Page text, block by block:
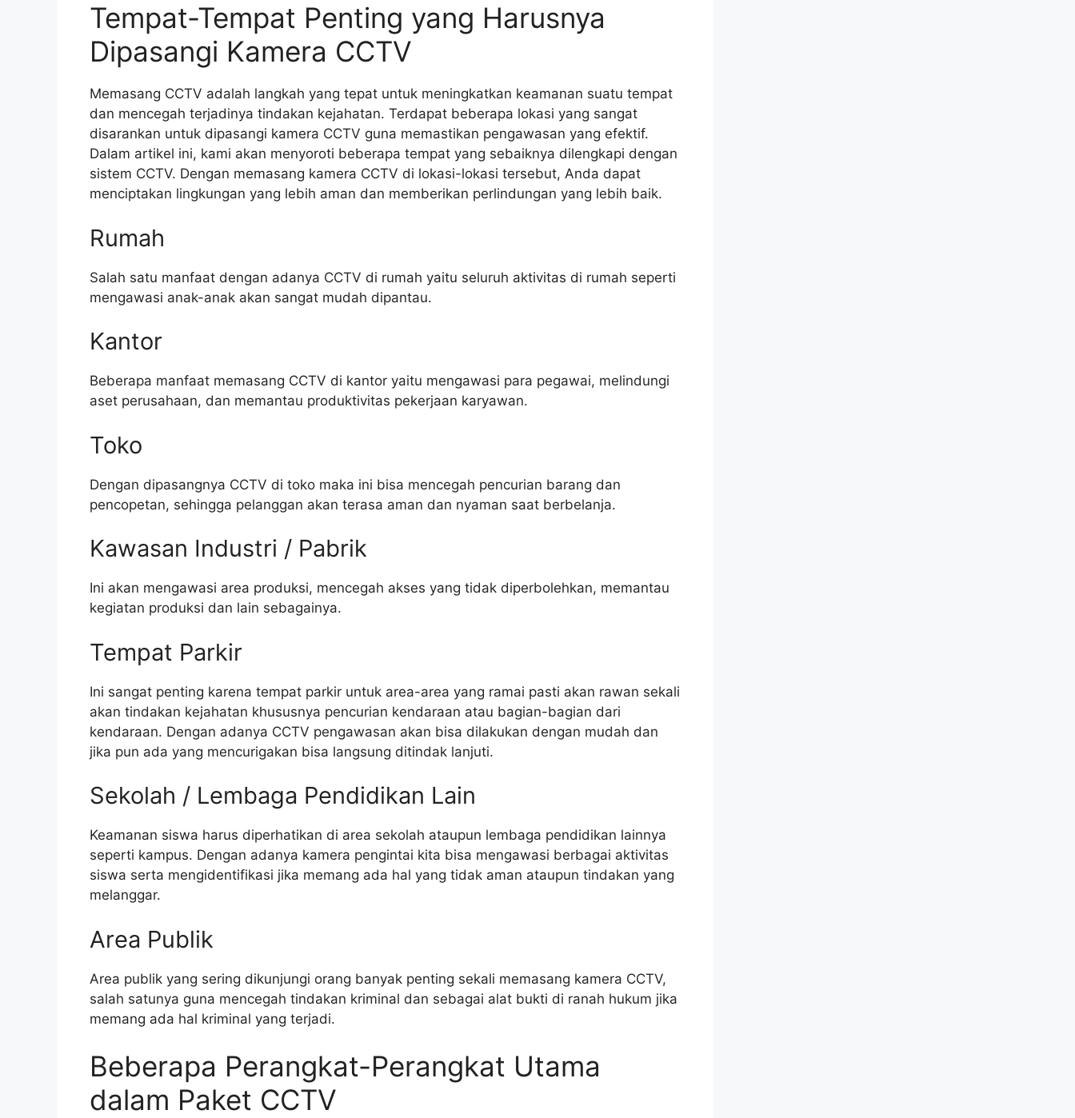
Tempat-Tempat Penting yang Harusnya
Dipasangi Kamera CCTV
Memasang CCTV adalah langkah yang tepat untuk meningkatkan keamanan suatu tempat
dan mencegah terjadinya tindakan kejahatan. Terdapat beberapa lokasi yang sangat
disarankan untuk dipasangi kamera CCTV guna memastikan pengawasan yang efektif.
Dalam artikel ini, kami akan menyoroti beberapa tempat yang sebaiknya dilengkapi dengan
sistem CCTV. Dengan memasang kamera CCTV di lokasi-lokasi tersebut, Anda dapat
menciptakan lingkungan yang lebih aman dan memberikan perlindungan yang lebih baik.
Rumah
Salah satu manfaat dengan adanya CCTV di rumah yaitu seluruh aktivitas di rumah seperti
mengawasi anak-anak akan sangat mudah dipantau.
Kantor
Beberapa manfaat memasang CCTV di kantor yaitu mengawasi para pegawai, melindungi
aset perusahaan, dan memantau produktivitas pekerjaan karyawan.
Toko
Dengan dipasangnya CCTV di toko maka ini bisa mencegah pencurian barang dan
pencopetan, sehingga pelanggan akan terasa aman dan nyaman saat berbelanja.
Kawasan Industri / Pabrik
Ini akan mengawasi area produksi, mencegah akses yang tidak diperbolehkan, memantau
kegiatan produksi dan lain sebagainya.
Tempat Parkir
Ini sangat penting karena tempat parkir untuk area-area yang ramai pasti akan rawan sekali
akan tindakan kejahatan khususnya pencurian kendaraan atau bagian-bagian dari
kendaraan. Dengan adanya CCTV pengawasan akan bisa dilakukan dengan mudah dan
jika pun ada yang mencurigakan bisa langsung ditindak lanjuti.
Sekolah / Lembaga Pendidikan Lain
Keamanan siswa harus diperhatikan di area sekolah ataupun lembaga pendidikan lainnya
seperti kampus. Dengan adanya kamera pengintai kita bisa mengawasi berbagai aktivitas
siswa serta mengidentifikasi jika memang ada hal yang tidak aman ataupun tindakan yang
melanggar.
Area Publik
Area publik yang sering dikunjungi orang banyak penting sekali memasang kamera CCTV,
salah satunya guna mencegah tindakan kriminal dan sebagai alat bukti di ranah hukum jika
memang ada hal kriminal yang terjadi.
Beberapa Perangkat-Perangkat Utama
dalam Paket CCTV